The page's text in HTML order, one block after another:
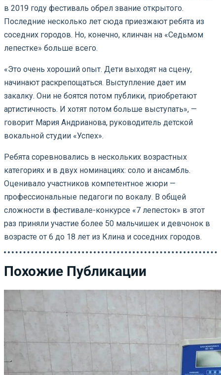
в 2019 году фестиваль обрел звание открытого.
Последние несколько лет сюда приезжают ребята из
соседних городов. Но, конечно, клинчан на «Седьмом
лепестке» больше всего.
«Это очень хороший опыт. Дети выходят на сцену,
начинают раскрепощаться. Выступление дает им
закалку. Они не боятся потом публики, приобретают
артистичность. И хотят потом больше выступать», —
говорит Мария Андрианова, руководитель детской
вокальной студии «Успех».
Ребята соревновались в нескольких возрастных
категориях и в двух номинациях: соло и ансамбль.
Оценивало участников компетентное жюри —
профессиональные педагоги по вокалу. В общей
сложности в фестивале-конкурсе «7 лепесток» в этот
раз приняли участие более 50 мальчишек и девчонок в
возрасте от 6 до 18 лет из Клина и соседних городов.
Похожие Публикации